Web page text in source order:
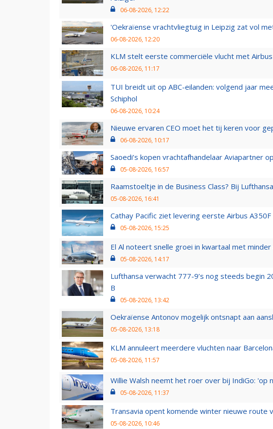
06-08-2026, 12:22
'Oekraïense vrachtvliegtuig in Leipzig zat vol
06-08-2026, 12:20
KLM stelt eerste commerciële vlucht met
06-08-2026, 11:17
TUI breidt uit op ABC-eilanden: volgend jaar
Schiphol
06-08-2026, 10:24
Nieuwe ervaren CEO moet het tij keren voor
06-08-2026, 10:17
Saoedi’s kopen vrachtafhandelaar Aviapartner
05-08-2026, 16:57
Raamstoeltje in de Business Class? Bij
05-08-2026, 16:41
Cathay Pacific ziet levering eerste Airbus
05-08-2026, 15:25
El Al noteert snelle groei in kwartaal met
05-08-2026, 14:17
Lufthansa verwacht 777-9’s nog steeds begin
B
05-08-2026, 13:42
Oekraïense Antonov mogelijk ontsnapt aan
05-08-2026, 13:18
KLM annuleert meerdere vluchten naar
05-08-2026, 11:57
Willie Walsh neemt het roer over bij IndiGo: 'op
05-08-2026, 11:37
Transavia opent komende winter nieuwe route
05-08-2026, 10:46